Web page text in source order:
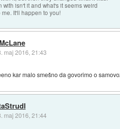
with isn't it and what's it seems weird
me. It'll happen to you!
maj 2016, 21:43
kar malo smešno da govorimo o
maj 2016, 21:44